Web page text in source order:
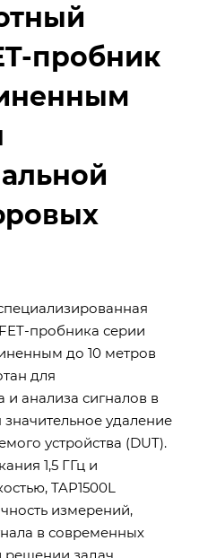
пробник
пробника серии
до 10 метров
для
и анализа сигналов в
значительное удаление
устройства (DUT).
1,5 ГГц и
TAP1500L
измерений,
в современных